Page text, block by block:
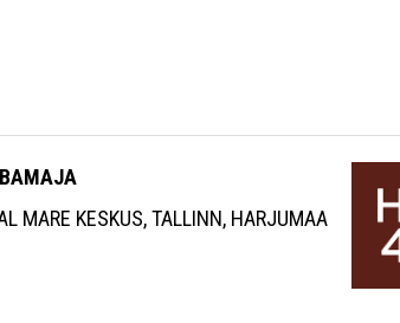
MARE KESKUS, TALLINN, HARJUMAA